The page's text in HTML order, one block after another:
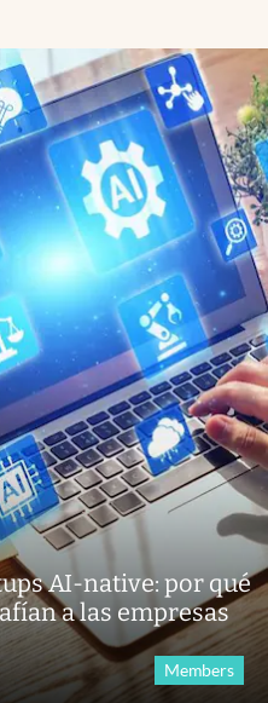
AI-native: por qué
a las empresas
Members